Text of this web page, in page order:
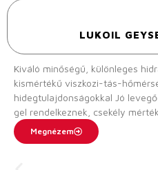
LUKOIL
Kiváló minőségű, különleges
kismértékű viszkozi-tás-
hidegtulajdonságokkal Jó
gel rendelkeznek, csekély
öregedésnek kiválóan
védőhatás nyújtanak. Az LUKOIL GEYSER POLAR 32 sorozat
Megnézem